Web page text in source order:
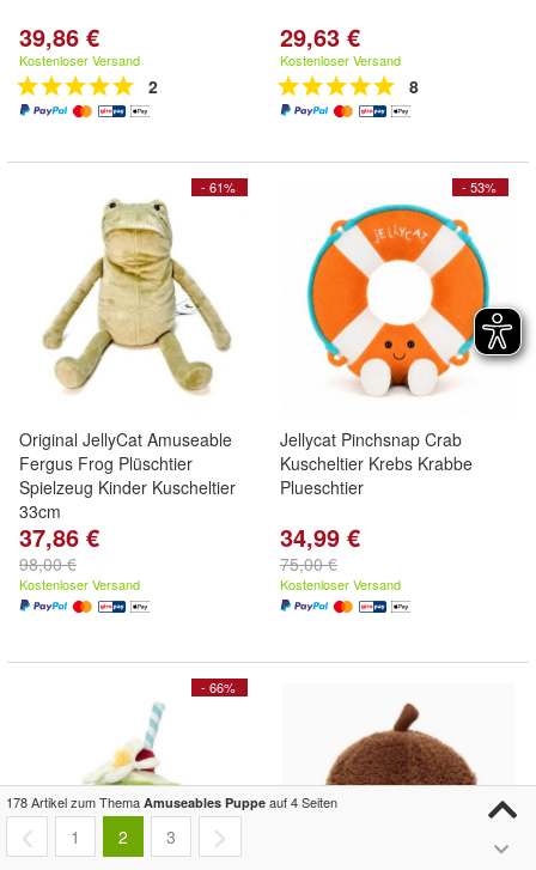
39,86 €
Kostenloser Versand
2
29,63 €
Kostenloser Versand
8
- 61%
Original JellyCat Amuseable
Fergus Frog Plüschtier
Spielzeug Kinder Kuscheltier
33cm
37,86 €
98,00 €
Kostenloser Versand
- 53%
Jellycat Pinchsnap Crab
Kuscheltier Krebs Krabbe
Plueschtier
34,99 €
75,00 €
Kostenloser Versand
- 66%
178 Artikel zum Thema Amuseables Puppe auf 4 Seiten
1 2 3